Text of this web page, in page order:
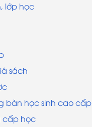
lớp học
sách
bàn học sinh cao cấp
cấp học